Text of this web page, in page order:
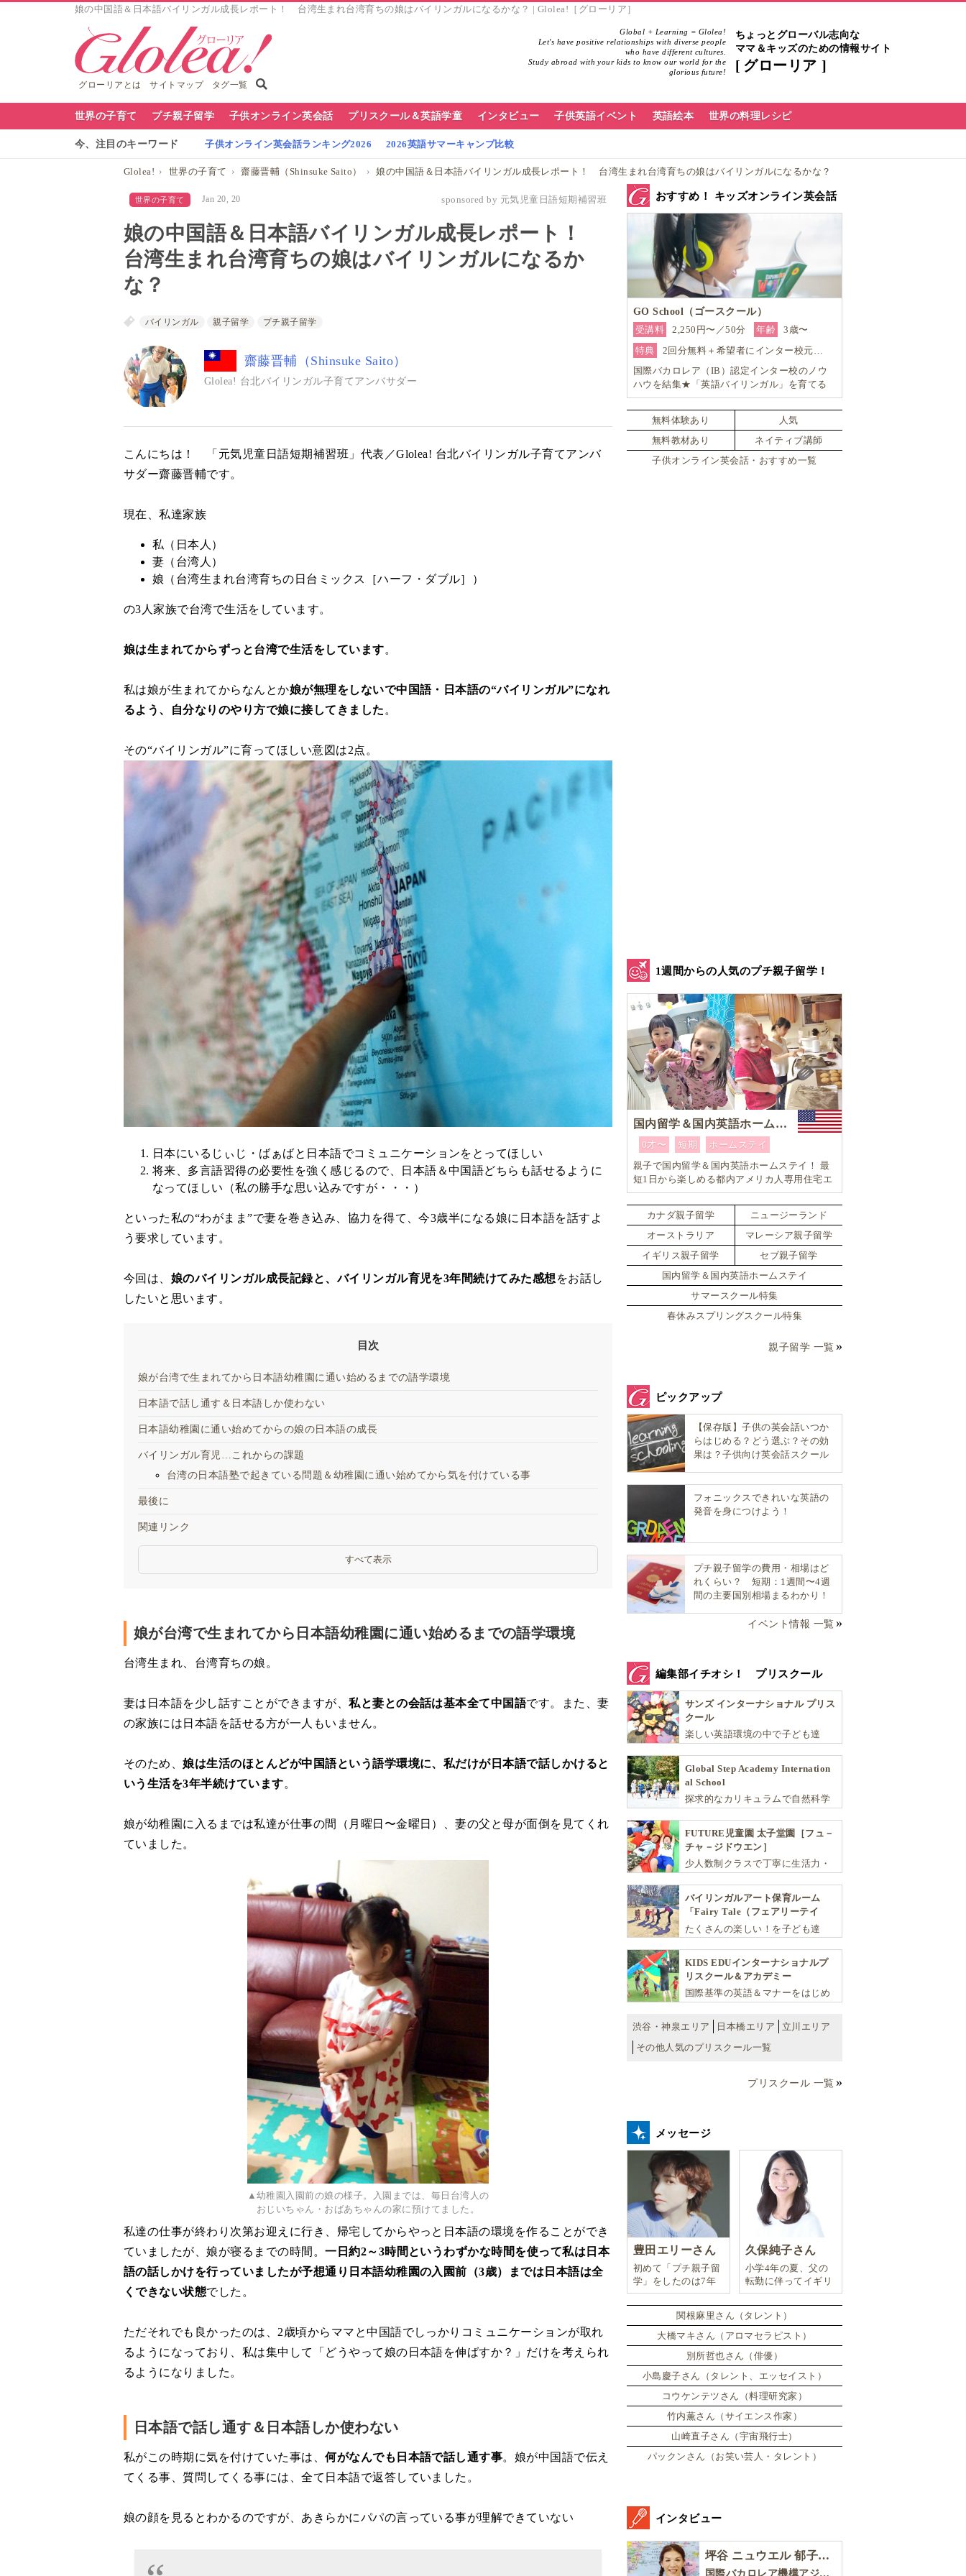
娘の中国語＆日本語バイリンガル成長レポート！ 台湾生まれ台湾育ちの娘はバイリンガルになるかな？ | Glolea!［グローリア］
グローリアとは サイトマップ タグ一覧
Global + Learning = Glolea!
Let's have positive relationships with diverse people
who have different cultures.
Study abroad with your kids to know our world for the
glorious future!
ちょっとグローバル志向な
ママ＆キッズのための情報サイト
グローリア
世界の子育て プチ親子留学 子供オンライン英会話 プリスクール＆英語学童 インタビュー 子供英語イベント 英語絵本 世界の料理レシピ
今、注目のキーワード 子供オンライン英会話ランキング2026 2026英語サマーキャンプ比較
Glolea! 世界の子育て 齋藤晋輔（Shinsuke Saito） 娘の中国語＆日本語バイリンガル成長レポート！ 台湾生まれ台湾育ちの娘はバイリンガルになるかな？
世界の子育て Jan 20, 20 sponsored by 元気児童日語短期補習班
娘の中国語＆日本語バイリンガル成長レポート！
台湾生まれ台湾育ちの娘はバイリンガルになるか
な？
バイリンガル 親子留学 プチ親子留学
齋藤晋輔（Shinsuke Saito）
Glolea! 台北バイリンガル子育てアンバサダー
こんにちは！ 「元気児童日語短期補習班」代表／Glolea! 台北バイリンガル子育てアンバ
サダー齋藤晋輔です。
現在、私達家族
私（日本人）
妻（台湾人）
娘（台湾生まれ台湾育ちの日台ミックス［ハーフ・ダブル］）
の3人家族で台湾で生活をしています。
娘は生まれてからずっと台湾で生活をしています。
私は娘が生まれてからなんとか娘が無理をしないで中国語・日本語の“バイリンガル”になれ
るよう、自分なりのやり方で娘に接してきました 。
その“バイリンガル”に育ってほしい意図は2点。
日本にいるじぃじ・ばぁばと日本語でコミュニケーションをとってほしい
将来、多言語習得の必要性を強く感じるので、日本語＆中国語どちらも話せるように
なってほしい（私の勝手な思い込みですが・・・）
といった私の“わがまま”で妻を巻き込み、協力を得て、今3歳半になる娘に日本語を話すよ
う要求しています。
今回は、 娘のバイリンガル成長記録と、バイリンガル育児を3年間続けてみた感想 をお話し
したいと思います。
目次
娘が台湾で生まれてから日本語幼稚園に通い始めるまでの語学環境
日本語で話し通す＆日本語しか使わない
日本語幼稚園に通い始めてからの娘の日本語の成長
バイリンガル育児…これからの課題
台湾の日本語塾で起きている問題＆幼稚園に通い始めてから気を付けている事
最後に
関連リンク
すべて表示
娘が台湾で生まれてから日本語幼稚園に通い始めるまでの語学環境
台湾生まれ、台湾育ちの娘。
妻は日本語を少し話すことができますが、私と妻との会話は基本全て中国語です。また、妻
の家族には日本語を話せる方が一人もいません。
そのため、娘は生活のほとんどが中国語という語学環境に、私だけが日本語で話しかけると
いう生活を3年半続けています。
娘が幼稚園に入るまでは私達が仕事の間（月曜日〜金曜日）、妻の父と母が面倒を見てくれ
ていました。
▲幼稚園入園前の娘の様子。入園までは、毎日台湾人の
おじいちゃん・おばあちゃんの家に預けてました。
私達の仕事が終わり次第お迎えに行き、帰宅してからやっと日本語の環境を作ることができ
ていましたが、娘が寝るまでの時間。一日約2～3時間というわずかな時間を使って私は日本
語の話しかけを行っていましたが予想通り日本語幼稚園の入園前（3歳）までは日本語は全
くできない状態でした。
ただそれでも良かったのは、2歳頃からママと中国語でしっかりコミュニケーションが取れ
るようになっており、私は集中して「どうやって娘の日本語を伸ばすか？」だけを考えられ
るようになりました。
日本語で話し通す＆日本語しか使わない
私がこの時期に気を付けていた事は、何がなんでも日本語で話し通す事。娘が中国語で伝え
てくる事、質問してくる事には、全て日本語で返答していました。
娘の顔を見るとわかるのですが、あきらかにパパの言っている事が理解できていない
おすすめ！ キッズオンライン英会話
GO School（ゴースクール）
受講料
2,250円〜／50分 年齢
3歳〜
特典
2回分無料＋希望者にインター校元…
国際バカロレア（IB）認定インター校のノウ
ハウを結集★「英語バイリンガル」を育てる
オンライン・スクール「GO School（ゴースク
ール）」
無料体験あり
人気
無料教材あり
ネイティブ講師
子供オンライン英会話・おすすめ一覧
1週間からの人気のプチ親子留学！
国内留学＆国内英語ホームステイ
0才〜 短期
ホームステイ
親子で国内留学＆国内英語ホームステイ！ 最
短1日から楽しめる都内アメリカ人専用住宅エ
リア内「アメリカ英語留学」＆「ホームステ
イ体験」プログラム！
カナダ親子留学
ニュージーランド
オーストラリア
マレーシア親子留学
イギリス親子留学
セブ親子留学
国内留学＆国内英語ホームステイ
サマースクール特集
春休みスプリングスクール特集
親子留学 一覧
ピックアップ
【保存版】子供の英会話いつか
らはじめる？どう選ぶ？その効
果は？子供向け英会話スクール
フォニックスできれいな英語の
発音を身につけよう！
プチ親子留学の費用・相場はど
れくらい？ 短期：1週間〜4週
間の主要国別相場まるわかり！
イベント情報 一覧
編集部イチオシ！ プリスクール
サンズ インターナショナル プリス
クール
楽しい英語環境の中で子ども達
スクールです
Global Step Academy Internation
al School
探求的なカリキュラムで自然科学
非認知能力を育てるインターナシ
ョナル・プリスクールです。
FUTURE児童園 太子堂園［フュ－
チャ－ジドウエン］
少人数制クラスで丁寧に生活力・
能性を広げます！
バイリンガルアート保育ルーム
「Fairy Tale（フェアリーテイ
ル）」
たくさんの楽しい！を子ども達
ラムとバイリンガル保育で子供達
の『生きる力』を育てます。
KIDS EDUインターナショナルプ
リスクール＆アカデミー
国際基準の英語＆マナーをはじめ
としての多様な資質を育む「KIDS
EDU（キッズ・エデュ）」は幼児
から小学生まで一貫して学べる充
渋谷・神泉エリア 日本橋エリア
立川エリア
その他人気のプリスクール一覧
プリスクール 一覧
メッセージ
豊田エリーさん
初めて「プチ親子留
学」をしたのは7年
前。娘は2週間ロン
ドンのサマースクー
ルに通い、英語劇に
挑戦したり、
久保純子さん
小学4年の夏、父の
転勤に伴ってイギリ
スに引っ越した。
関根麻里さん（タレント）
大橋マキさん（アロマセラピスト）
別所哲也さん（俳優）
小島慶子さん（タレント、エッセイスト）
コウケンテツさん（料理研究家）
竹内薫さん（サイエンス作家）
山崎直子さん（宇宙飛行士）
パックンさん（お笑い芸人・タレント）
インタビュー
坪谷 ニュウエル 郁子さん［後編］
国際バカロレア機構アジア太平洋地区委員